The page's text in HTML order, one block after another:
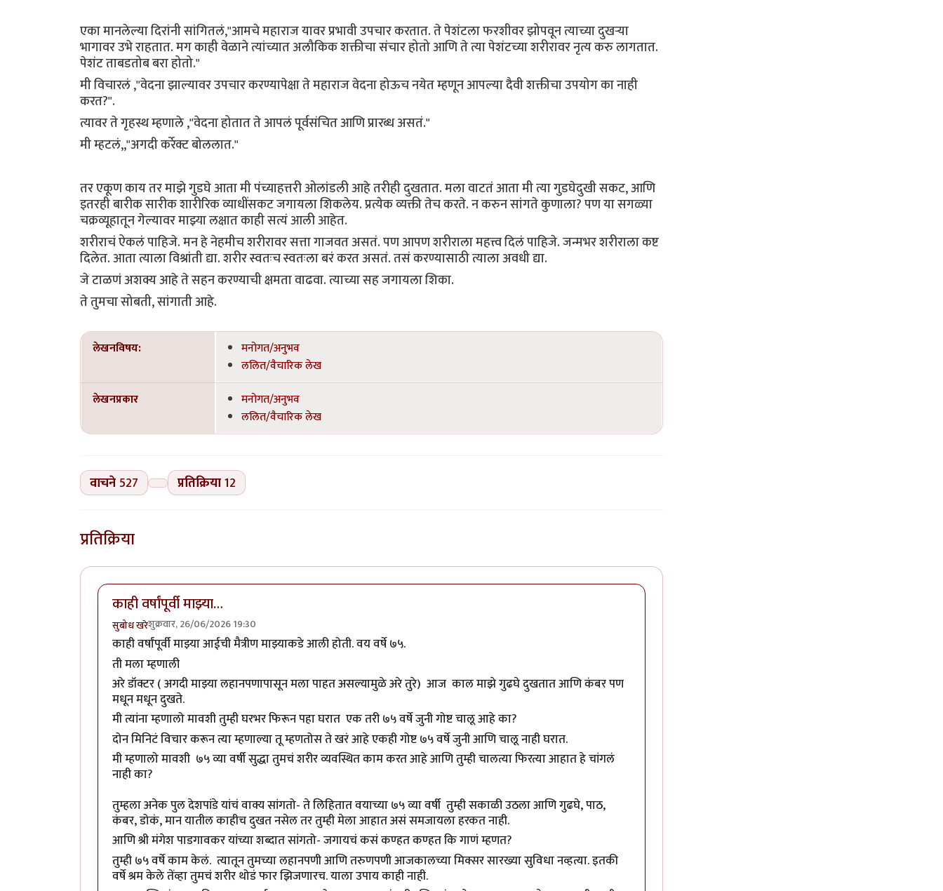
एका मानलेल्या दिरांनी सांगितलं,"आमचे महाराज यावर प्रभावी उपचार करतात. ते पेशंटला फरशीवर झोपवून त्याच्या दुखऱ्या
भागावर उभे राहतात. मग काही वेळाने त्यांच्यात अलौकिक शक्तीचा संचार होतो आणि ते त्या पेशंटच्या शरीरावर नृत्य करु लागतात.
पेशंट ताबडतोब बरा होतो."
मी विचारलं ,"वेदना झाल्यावर उपचार करण्यापेक्षा ते महाराज वेदना होऊच नयेत म्हणून आपल्या दैवी शक्तीचा उपयोग का नाही
करत?".
त्यावर ते गृहस्थ म्हणाले ,"वेदना होतात ते आपलं पूर्वसंचित आणि प्रारब्ध असतं."
मी म्हटलं,,"अगदी कर्रेक्ट बोललात."
तर एकूण काय तर माझे गुडघे आता मी पंच्याहत्तरी ओलांडली आहे तरीही दुखतात. मला वाटतं आता मी त्या गुडघेदुखी सकट, आणि
इतरही बारीक सारीक शारीरिक व्याधींसकट जगायला शिकलेय. प्रत्येक व्यक्ती तेच करते. न करुन सांगते कुणाला? पण या सगळ्या
चक्रव्यूहातून गेल्यावर माझ्या लक्षात काही सत्यं आली आहेत.
शरीराचं ऐकलं पाहिजे. मन हे नेहमीच शरीरावर सत्ता गाजवत असतं. पण आपण शरीराला महत्त्व दिलं पाहिजे. जन्मभर शरीराला कष्ट
दिलेत. आता त्याला विश्रांती द्या. शरीर स्वतःच स्वतःला बरं करत असतं. तसं करण्यासाठी त्याला अवधी द्या.
जे टाळणं अशक्य आहे ते सहन करण्याची क्षमता वाढवा. त्याच्या सह जगायला शिका.
ते तुमचा सोबती, सांगाती आहे.
लेखनविषय:
मनोगत/अनुभव
ललित/वैचारिक लेख
लेखनप्रकार
मनोगत/अनुभव
ललित/वैचारिक लेख
वाचने527 प्रतिक्रिया12
प्रतिक्रिया
काही वर्षांपूर्वी माझ्या…
सुबोध खरेशुक्रवार, 26/06/2026 19:30
काही वर्षांपूर्वी माझ्या आईची मैत्रीण माझ्याकडे आली होती. वय वर्षे ७५.
ती मला म्हणाली
अरे डॉक्टर ( अगदी माझ्या लहानपणापासून मला पाहत असल्यामुळे अरे तुरे) आज काल माझे गुढघे दुखतात आणि कंबर पण
मधून मधून दुखते.
मी त्यांना म्हणालो मावशी तुम्ही घरभर फिरून पहा घरात एक तरी ७५ वर्षे जुनी गोष्ट चालू आहे का?
दोन मिनिटं विचार करून त्या म्हणाल्या तू म्हणतोस ते खरं आहे एकही गोष्ट ७५ वर्षे जुनी आणि चालू नाही घरात.
मी म्हणालो मावशी ७५ व्या वर्षी सुद्धा तुमचं शरीर व्यवस्थित काम करत आहे आणि तुम्ही चालत्या फिरत्या आहात हे चांगलं
नाही का?
तुम्हला अनेक पुल देशपांडे यांचं वाक्य सांगतो- ते लिहितात वयाच्या ७५ व्या वर्षी तुम्ही सकाळी उठला आणि गुढघे, पाठ,
कंबर, डोकं, मान यातील काहीच दुखत नसेल तर तुम्ही मेला आहात असं समजायला हरकत नाही.
आणि श्री मंगेश पाडगावकर यांच्या शब्दात सांगतो- जगायचं कसं कण्हत कण्हत कि गाणं म्हणत?
तुम्ही ७५ वर्षे काम केलं. त्यातून तुमच्या लहानपणी आणि तरुणपणी आजकालच्या मिक्सर सारख्या सुविधा नव्हत्या. इतकी
वर्षे श्रम केले तेंव्हा तुमचं शरीर थोडं फार झिजणारच. याला उपाय काही नाही.